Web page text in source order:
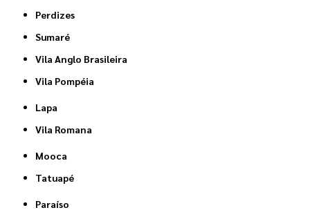
Perdizes
Sumaré
Vila Anglo Brasileira
Vila Pompéia
Lapa
Vila Romana
Mooca
Tatuapé
Paraíso